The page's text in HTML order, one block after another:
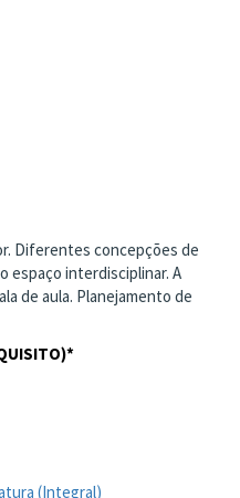
Diferentes concepções de
espaço interdisciplinar. A
de aula. Planejamento de
(Integral)